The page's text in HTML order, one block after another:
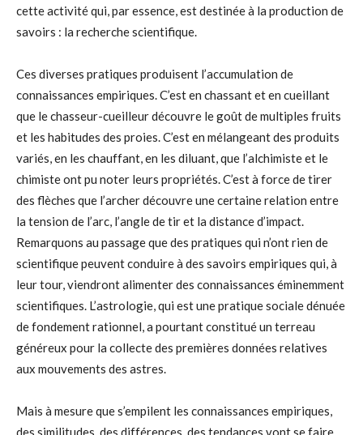
cette activité qui, par essence, est destinée à la production de
savoirs : la recherche scientifique.
Ces diverses pratiques produisent l’accumulation de
connaissances empiriques. C’est en chassant et en cueillant
que le chasseur-cueilleur découvre le goût de multiples fruits
et les habitudes des proies. C’est en mélangeant des produits
variés, en les chauffant, en les diluant, que l’alchimiste et le
chimiste ont pu noter leurs propriétés. C’est à force de tirer
des flèches que l’archer découvre une certaine relation entre
la tension de l’arc, l’angle de tir et la distance d’impact.
Remarquons au passage que des pratiques qui n’ont rien de
scientifique peuvent conduire à des savoirs empiriques qui, à
leur tour, viendront alimenter des connaissances éminemment
scientifiques. L’astrologie, qui est une pratique sociale dénuée
de fondement rationnel, a pourtant constitué un terreau
généreux pour la collecte des premières données relatives
aux mouvements des astres.
Mais à mesure que s’empilent les connaissances empiriques,
des similitudes, des différences, des tendances vont se faire